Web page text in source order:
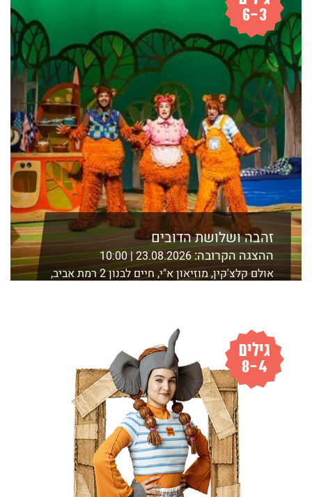
זהבה ושלושת הדובים
ההצגה הקרובה: 23.08.2026 | 10:00
אולם קלצ'קין, מוזיאון א"י, חיים לבנון 2 רמת אביב,